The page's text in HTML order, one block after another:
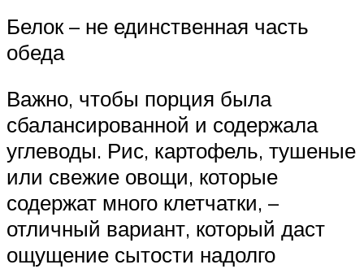
Белок – не единственная часть
обеда
Важно, чтобы порция была
сбалансированной и содержала
углеводы. Рис, картофель, тушеные
или свежие овощи, которые
содержат много клетчатки, –
отличный вариант, который даст
ощущение сытости надолго